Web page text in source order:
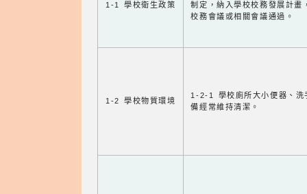
1-1 學校衛生政策
制定，納入學校校務發展計畫
校務會議或相關會議通過。
1-2 學校物質環境
1-2-1 學校廁所大小便器、洗
備經常維持清潔。